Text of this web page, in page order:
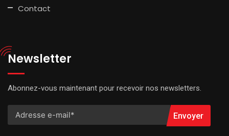
Contact
Newsletter
Abonnez-vous maintenant pour recevoir nos newsletters.
Envoyer